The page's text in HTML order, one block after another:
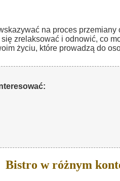
na proces przemiany
zrelaksować i odnowić, co
życiu, które prowadzą do
Bistro w różnym